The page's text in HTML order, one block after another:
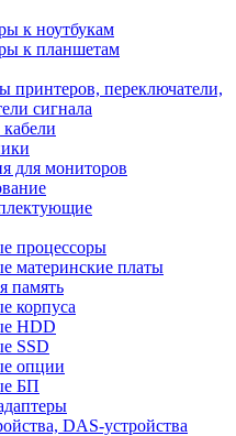
к ноутбукам
к планшетам
принтеров, переключатели,
сигнала
для мониторов
процессоры
материнские платы
память
корпуса
HDD
SSD
опции
БП
DAS-устройства